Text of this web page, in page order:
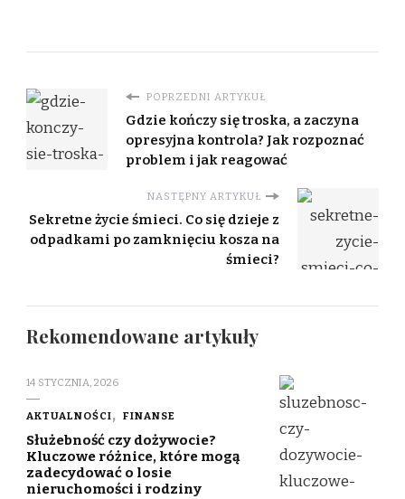
POPRZEDNI ARTYKUŁ
Gdzie kończy się troska, a zaczyna
opresyjna kontrola? Jak rozpoznać
problem i jak reagować
NASTĘPNY ARTYKUŁ
Sekretne życie śmieci. Co się dzieje z
odpadkami po zamknięciu kosza na
śmieci?
Rekomendowane artykuły
14 STYCZNIA, 2026
AKTUALNOŚCI FINANSE
Służebność czy dożywocie?
Kluczowe różnice, które mogą
zadecydować o losie
nieruchomości i rodziny